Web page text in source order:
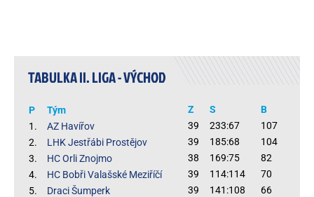
TABULKA II. LIGA - VÝCHOD
P Tým Z S
B
1.
AZ Havířov 39 233:67
107
2.
LHK Jestřábi Prostějov 39 185:68
104
3.
HC Orli Znojmo 38 169:75
82
4.
HC Bobři Valašské Meziříčí 39 114:114
70
5.
Draci Šumperk 39 141:108
66